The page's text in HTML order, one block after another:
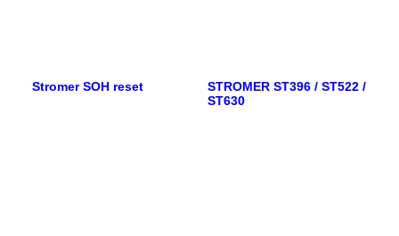
Stromer SOH reset
STROMER ST396 / ST522 /
ST630